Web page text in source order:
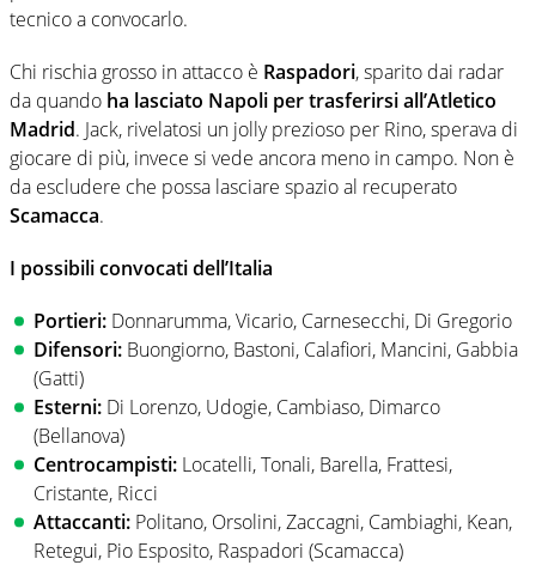
tecnico a convocarlo.
Chi rischia grosso in attacco è Raspadori, sparito dai radar
da quando ha lasciato Napoli per trasferirsi all’Atletico
Madrid. Jack, rivelatosi un jolly prezioso per Rino, sperava di
giocare di più, invece si vede ancora meno in campo. Non è
da escludere che possa lasciare spazio al recuperato
Scamacca.
I possibili convocati dell’Italia
Portieri: Donnarumma, Vicario, Carnesecchi, Di Gregorio
Difensori: Buongiorno, Bastoni, Calafiori, Mancini, Gabbia
(Gatti)
Esterni: Di Lorenzo, Udogie, Cambiaso, Dimarco
(Bellanova)
Centrocampisti: Locatelli, Tonali, Barella, Frattesi,
Cristante, Ricci
Attaccanti: Politano, Orsolini, Zaccagni, Cambiaghi, Kean,
Retegui, Pio Esposito, Raspadori (Scamacca)